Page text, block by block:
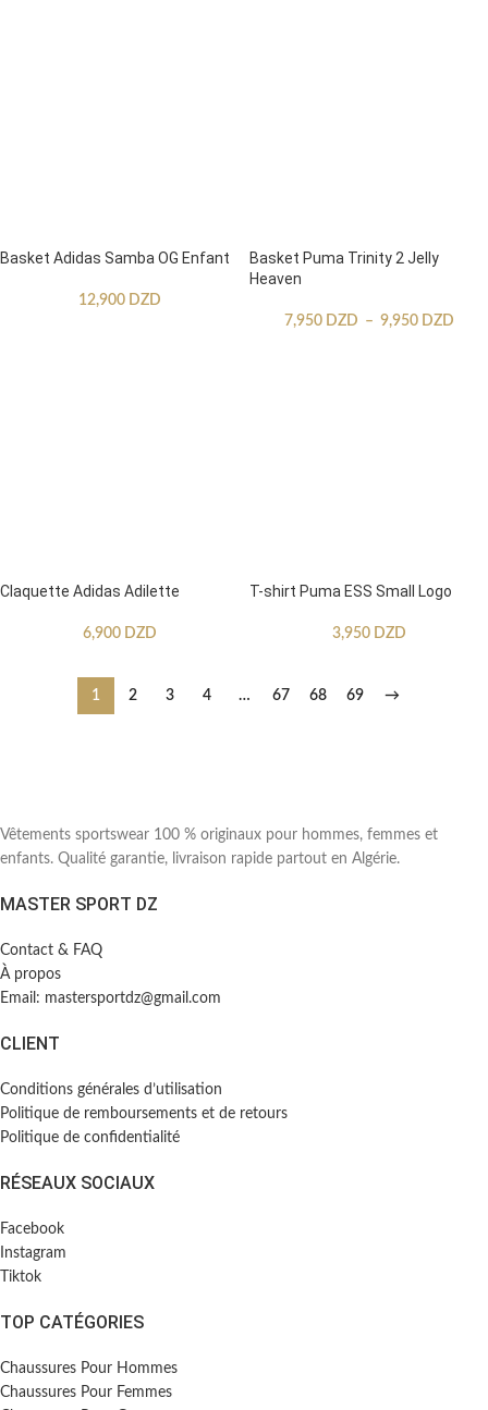
Basket Adidas Samba OG Enfant
12,900 DZD
Basket Puma Trinity 2 Jelly
Heaven
7,950 DZD – 9,950 DZD
Claquette Adidas Adilette
6,900 DZD
T-shirt Puma ESS Small Logo
3,950 DZD
1 2 3 4 … 67 68 69 →
Vêtements sportswear 100 % originaux pour hommes, femmes et
enfants. Qualité garantie, livraison rapide partout en Algérie.
MASTER SPORT DZ
Contact & FAQ
À propos
Email: mastersportdz@gmail.com
CLIENT
Conditions générales d’utilisation
Politique de remboursements et de retours
Politique de confidentialité
RÉSEAUX SOCIAUX
Facebook
Instagram
Tiktok
TOP CATÉGORIES
Chaussures Pour Hommes
Chaussures Pour Femmes